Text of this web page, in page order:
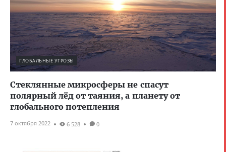
ГЛОБАЛЬНЫЕ УГРОЗЫ
Стеклянные микросферы не спасут
полярный лёд от таяния, а планету от
глобального потепления
7 октября 2022 6 528 0